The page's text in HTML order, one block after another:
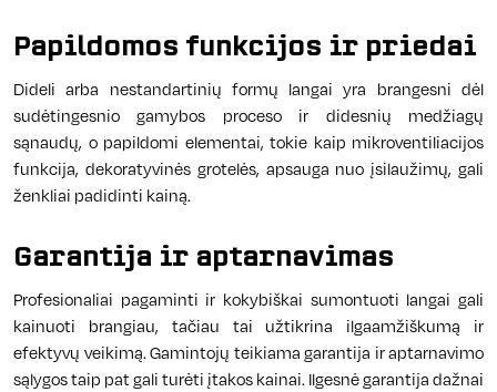
Papildomos funkcijos ir priedai
Dideli arba nestandartinių formų langai yra brangesni dėl
sudėtingesnio gamybos proceso ir didesnių medžiagų
sąnaudų, o papildomi elementai, tokie kaip mikroventiliacijos
funkcija, dekoratyvinės grotelės, apsauga nuo įsilaužimų, gali
ženkliai padidinti kainą.
Garantija ir aptarnavimas
Profesionaliai pagaminti ir kokybiškai sumontuoti langai gali
kainuoti brangiau, tačiau tai užtikrina ilgaamžiškumą ir
efektyvų veikimą. Gamintojų teikiama garantija ir aptarnavimo
sąlygos taip pat gali turėti įtakos kainai. Ilgesnė garantija dažnai